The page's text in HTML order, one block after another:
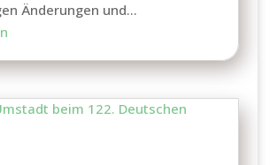
Änderungen und...